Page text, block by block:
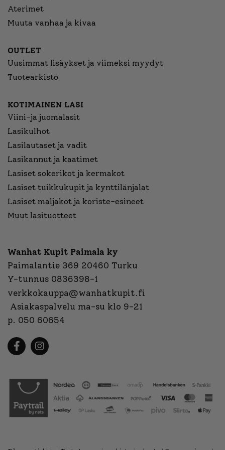
Aterimet
Muuta vanhaa ja kivaa
OUTLET
Uusimmat lisäykset ja viimeksi myydyt
Tuotearkisto
KOTIMAINEN LASI
Viini-ja juomalasit
Lasikulhot
Lasilautaset ja vadit
Lasikannut ja kaatimet
Lasiset sokerikot ja kermakot
Lasiset tuikkukupit ja kynttilänjalat
Lasiset maljakot ja koriste-esineet
Muut lasituotteet
Wanhat Kupit Paimala ky
Paimalantie 369 20460 Turku
Y-tunnus 0836398-1
verkkokauppa@wanhatkupit.fi
Asiakaspalvelu ma-su klo 9-21
p. 050 60654